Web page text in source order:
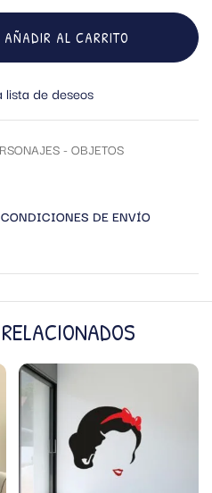
AÑADIR AL CARRITO
lista de deseos
- OBJETOS
CONDICIONES DE ENVÍO